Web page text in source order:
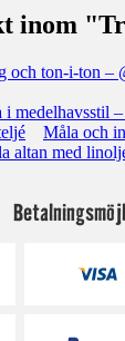
inom
och ton-i-ton –
i medelhavsstil
Måla och
altan med